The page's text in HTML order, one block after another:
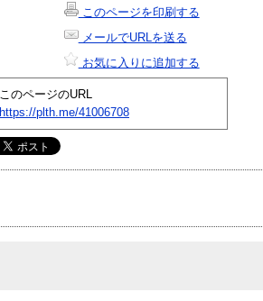
このページを印刷する
メールでURLを送る
お気に入りに追加する
このページのURL
https://plth.me/41006708